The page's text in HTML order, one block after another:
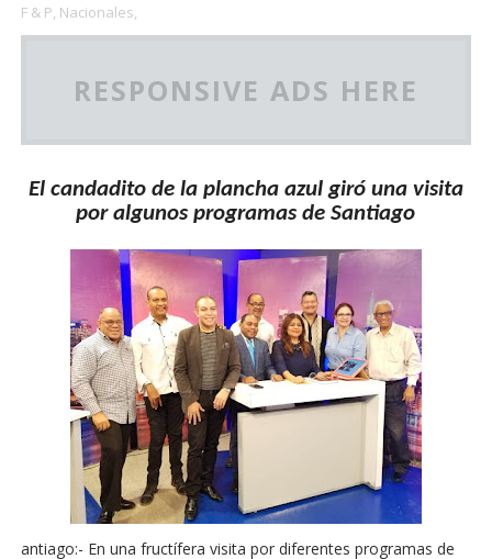
F & P, Nacionales,
RESPONSIVE ADS HERE
El candadito de la plancha azul giró una visita
por algunos programas de Santiago
antiago:- En una fructífera visita por diferentes programas de